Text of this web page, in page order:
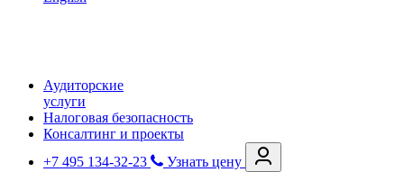
Аудиторские
услуги
Налоговая безопасность
Консалтинг и проекты
+7 495 134-32-23
Узнать цену